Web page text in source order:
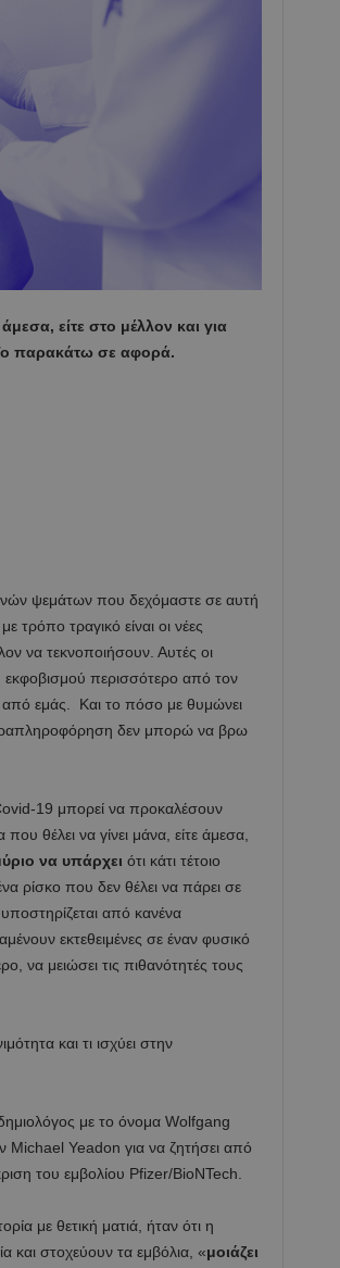
είτε στο μέλλον και για
παρακάτω σε αφορά.
ψεμάτων που δεχόμαστε σε αυτή
τρόπο τραγικό είναι οι νέες
να τεκνοποιήσουν. Αυτές οι
εκφοβισμού περισσότερο από τον
από εμάς. Και το πόσο με θυμώνει
δεν μπορώ να βρω
19 μπορεί να προκαλέσουν
θέλει να γίνει μάνα, είτε άμεσα,
να υπάρχει ότι κάτι τέτοιο
ρίσκο που δεν θέλει να πάρει σε
από κανένα
εκτεθειμένες σε έναν φυσικό
να μειώσει τις πιθανότητές τους
και τι ισχύει στην
με το όνομα Wolfgang
Yeadon για να ζητήσει από
του εμβολίου Pfizer/BioNTech.
με θετική ματιά, ήταν ότι η
και στοχεύουν τα εμβόλια, «μοιάζει